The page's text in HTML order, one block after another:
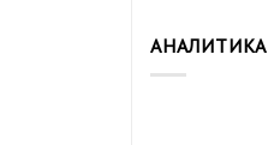
АНАЛИТИКА